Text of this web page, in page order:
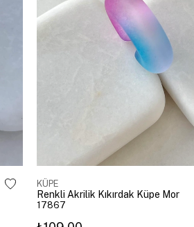
KÜPE
Renkli Akrilik Kıkırdak Küpe Mor
17867